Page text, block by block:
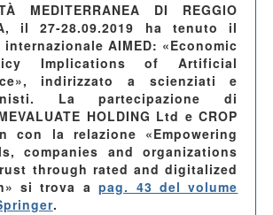
MEDITERRANEA DI REGGIO
il 27-28.09.2019 ha tenuto il
AIMED: «Economic
Implications of Artificial
indirizzato a scienziati e
La partecipazione di
HOLDING Ltd e CROP
con la relazione «Empowering
companies and organizations
through rated and digitalized
si trova apag. 43 del volume
.